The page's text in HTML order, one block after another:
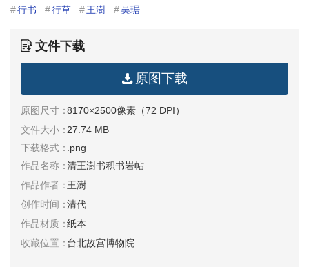
行书 行草 王澍 吴琚
文件下载
原图下载
原图尺寸：8170×2500像素（72 DPI）
文件大小：27.74 MB
下载格式： .png
作品名称：清王澍书积书岩帖
作品作者：王澍
创作时间：清代
作品材质：纸本
收藏位置：台北故宫博物院
清
书
法
家
画
国